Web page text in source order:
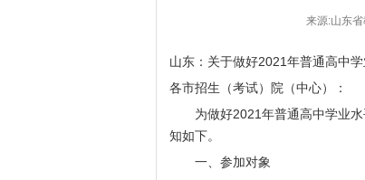
来源:山东
山东：关于做好2021年普通高中
各市招生（考试）院（中心）：
为做好2021年普通高中学业水
知如下。
一、参加对象